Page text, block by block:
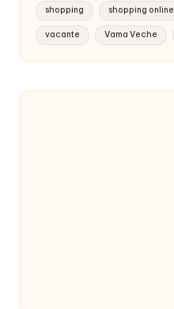
shopping shopping online
vacante Vama Veche